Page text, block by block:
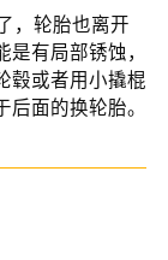
，轮胎也离开
有局部锈蚀，
毂或者用小撬棍
面的换轮胎。